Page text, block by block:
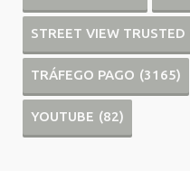
STREET VIEW TRUSTED
TRÁFEGO PAGO (3165)
YOUTUBE (82)